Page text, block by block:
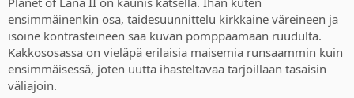
ensimmäinenkin osa, taidesuunnittelu kirkkaine väreineen ja
isoine kontrasteineen saa kuvan pomppaamaan ruudulta.
Kakkososassa on vieläpä erilaisia maisemia runsaammin kuin
ensimmäisessä, joten uutta ihasteltavaa tarjoillaan tasaisin
väliajoin.